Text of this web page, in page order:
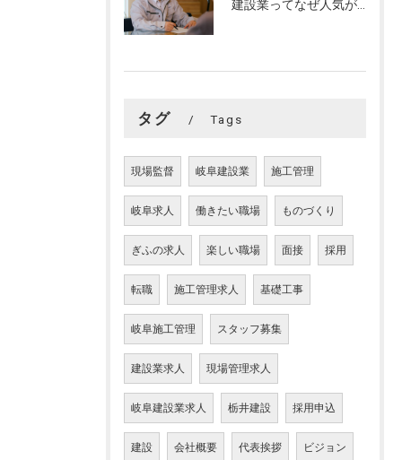
タグ Tags
現場監督 岐阜建設業 施工管理
岐阜求人 働きたい職場 ものづくり
ぎふの求人 楽しい職場 面接 採用
転職 施工管理求人 基礎工事
岐阜施工管理 スタッフ募集
建設業求人 現場管理求人
岐阜建設業求人 栃井建設 採用申込
建設 会社概要 代表挨拶 ビジョン